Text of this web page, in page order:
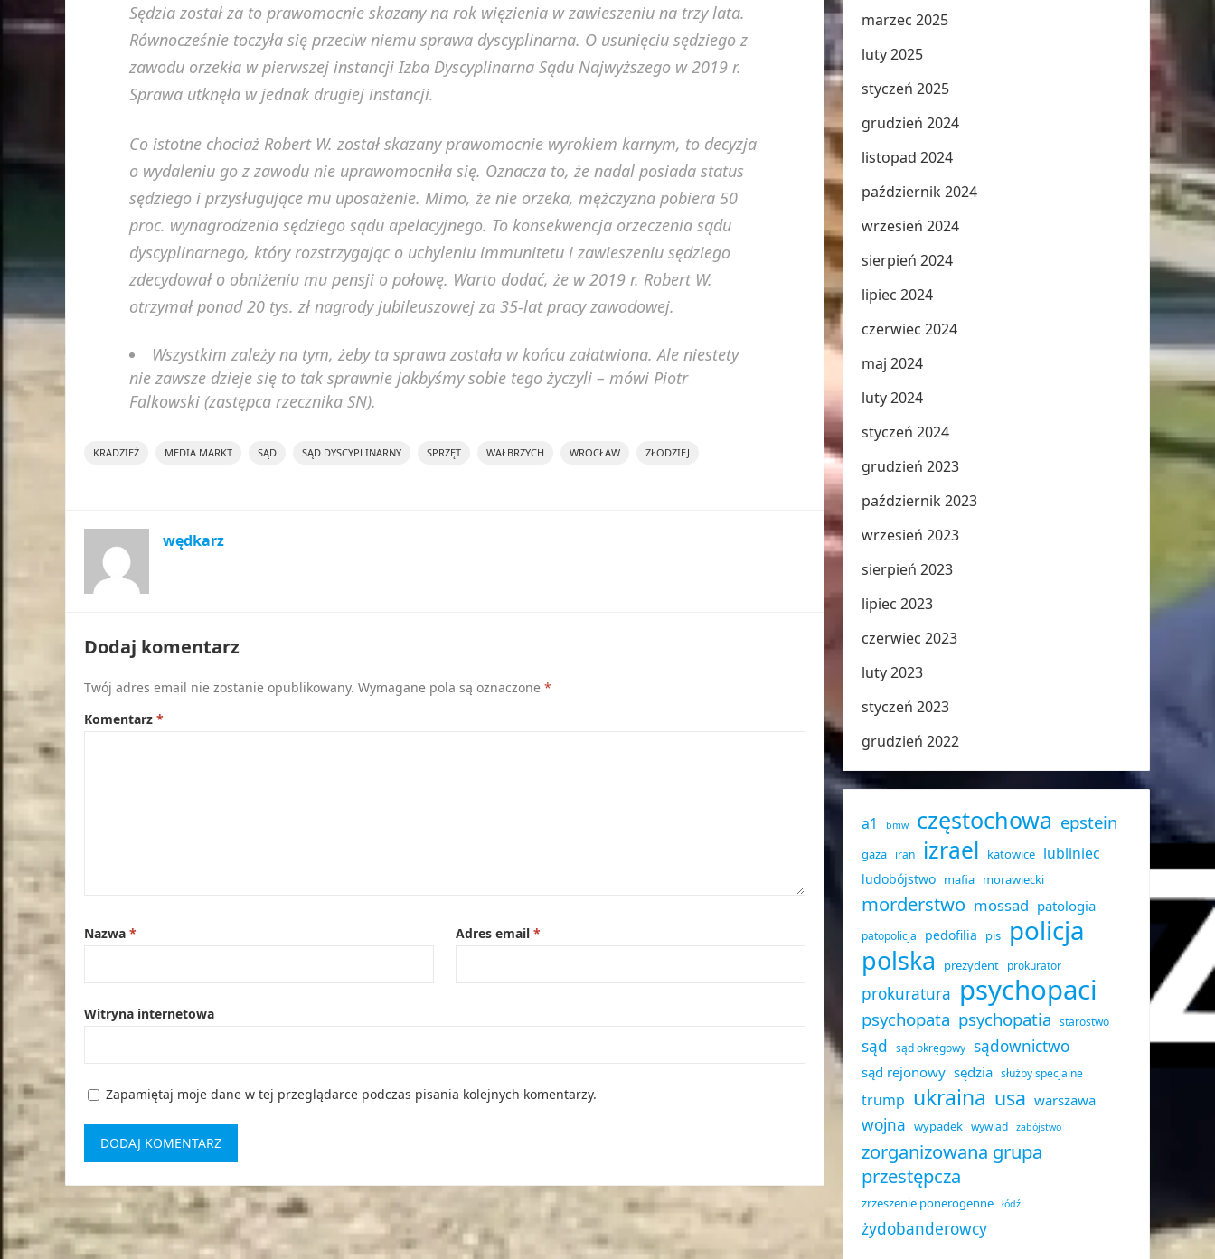
Sędzia został za to prawomocnie skazany na rok więzienia w zawieszeniu na trzy lata.
Równocześnie toczyła się przeciw niemu sprawa dyscyplinarna. O usunięciu sędziego z
zawodu orzekła w pierwszej instancji Izba Dyscyplinarna Sądu Najwyższego w 2019 r.
Sprawa utknęła w jednak drugiej instancji.
Co istotne chociaż Robert W. został skazany prawomocnie wyrokiem karnym, to decyzja
o wydaleniu go z zawodu nie uprawomocniła się. Oznacza to, że nadal posiada status
sędziego i przysługujące mu uposażenie. Mimo, że nie orzeka, mężczyzna pobiera 50
proc. wynagrodzenia sędziego sądu apelacyjnego. To konsekwencja orzeczenia sądu
dyscyplinarnego, który rozstrzygając o uchyleniu immunitetu i zawieszeniu sędziego
zdecydował o obniżeniu mu pensji o połowę. Warto dodać, że w 2019 r. Robert W.
otrzymał ponad 20 tys. zł nagrody jubileuszowej za 35-lat pracy zawodowej.
Wszystkim zależy na tym, żeby ta sprawa została w końcu załatwiona. Ale niestety
nie zawsze dzieje się to tak sprawnie jakbyśmy sobie tego życzyli – mówi Piotr
Falkowski (zastępca rzecznika SN).
KRADZIEŻ MEDIA MARKT SĄD SĄD DYSCYPLINARNY SPRZĘT WAŁBRZYCH WROCŁAW ZŁODZIEJ
wędkarz
Dodaj komentarz
Twój adres email nie zostanie opublikowany. Wymagane pola są oznaczone *
Komentarz *
Nazwa * Adres email *
Witryna internetowa
Zapamiętaj moje dane w tej przeglądarce podczas pisania kolejnych komentarzy.
marzec 2025
luty 2025
styczeń 2025
grudzień 2024
listopad 2024
październik 2024
wrzesień 2024
sierpień 2024
lipiec 2024
czerwiec 2024
maj 2024
luty 2024
styczeń 2024
grudzień 2023
październik 2023
wrzesień 2023
sierpień 2023
lipiec 2023
czerwiec 2023
luty 2023
styczeń 2023
grudzień 2022
a1 bmw częstochowa epstein
gaza iran izrael katowice lubliniec
ludobójstwo mafia morawiecki
morderstwo mossad patologia
patopolicja pedofilia pis policja
polska prezydent prokurator
prokuratura psychopaci
psychopata psychopatia starostwo
sąd sąd okręgowy sądownictwo
sąd rejonowy sędzia służby specjalne
trump ukraina usa warszawa
wojna wypadek wywiad zabójstwo
zorganizowana grupa
przestępcza
zrzeszenie ponerogenne łódź
żydobanderowcy